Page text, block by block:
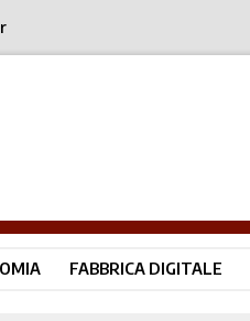
FABBRICA DIGITALE